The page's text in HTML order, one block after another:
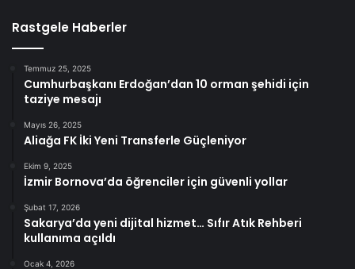
Rastgele Haberler
Temmuz 25, 2025
Cumhurbaşkanı Erdoğan’dan 10 orman şehidi için
taziye mesajı
Mayıs 26, 2025
Aliağa FK İki Yeni Transferle Güçleniyor
Ekim 9, 2025
İzmir Bornova’da öğrenciler için güvenli yollar
Şubat 17, 2026
Sakarya’da yeni dijital hizmet… Sıfır Atık Rehberi
kullanıma açıldı
Ocak 4, 2026